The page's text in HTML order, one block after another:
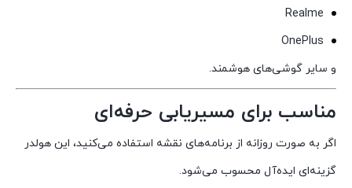
Realme
OnePlus
و سایر گوشی‌های هوشمند.
مناسب برای مسیریابی حرفه‌ای
اگر به صورت روزانه از برنامه‌های نقشه استفاده می‌کنید، این هولدر
گزینه‌ای ایده‌آل محسوب می‌شود.